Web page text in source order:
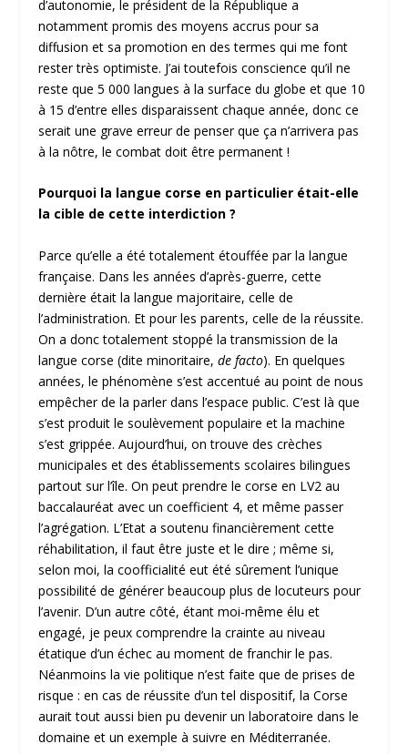
d’autonomie, le président de la République a
notamment promis des moyens accrus pour sa
diffusion et sa promotion en des termes qui me font
rester très optimiste. J’ai toutefois conscience qu’il ne
reste que 5 000 langues à la surface du globe et que 10
à 15 d’entre elles disparaissent chaque année, donc ce
serait une grave erreur de penser que ça n’arrivera pas
à la nôtre, le combat doit être permanent !
Pourquoi la langue corse en particulier était-elle
la cible de cette interdiction ?
Parce qu’elle a été totalement étouffée par la langue
française. Dans les années d’après-guerre, cette
dernière était la langue majoritaire, celle de
l’administration. Et pour les parents, celle de la réussite.
On a donc totalement stoppé la transmission de la
langue corse (dite minoritaire,de facto). En quelques
années, le phénomène s’est accentué au point de nous
empêcher de la parler dans l’espace public. C’est là que
s’est produit le soulèvement populaire et la machine
s’est grippée. Aujourd’hui, on trouve des crèches
municipales et des établissements scolaires bilingues
partout sur l’île. On peut prendre le corse en LV2 au
baccalauréat avec un coefficient 4, et même passer
l’agrégation. L’Etat a soutenu financièrement cette
réhabilitation, il faut être juste et le dire ; même si,
selon moi, la coofficialité eut été sûrement l’unique
possibilité de générer beaucoup plus de locuteurs pour
l’avenir. D’un autre côté, étant moi-même élu et
engagé, je peux comprendre la crainte au niveau
étatique d’un échec au moment de franchir le pas.
Néanmoins la vie politique n’est faite que de prises de
risque : en cas de réussite d’un tel dispositif, la Corse
aurait tout aussi bien pu devenir un laboratoire dans le
domaine et un exemple à suivre en Méditerranée.